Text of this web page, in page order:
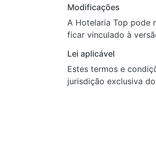
Modificações
A Hotelaria Top pode
ficar vinculado à
Lei aplicável
Estes termos e
jurisdição exclusiva